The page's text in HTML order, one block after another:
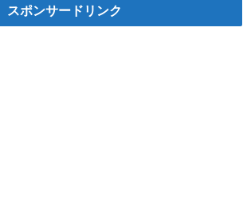
【動画】高速道路をバックしていた車に後
傷。 NEW!
【悲報】全く鍛えてないジャパニーズJKの
F1ハンガリーGPのアストンマーチンの改善
海外「日本なんて行くんじゃなかった…」
【衝撃】実は主人公が「悪側」だった作品っ
スポンサードリンク